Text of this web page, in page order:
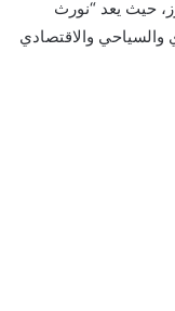
حيث يعد “نورث
والسياحي والاقتصادي